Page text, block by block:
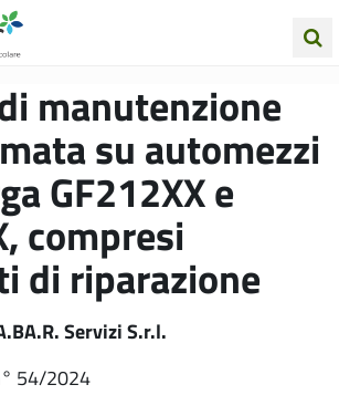
manutenzione
su automezzi
GF212XX e
compresi
di riparazione
Servizi S.r.l.
54/2024